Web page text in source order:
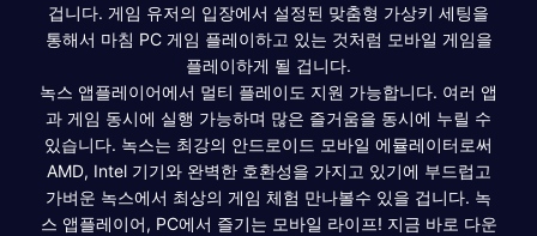
겁니다. 게임 유저의 입장에서 설정된 맞춤형 가상키 세팅을
통해서 마침 PC 게임 플레이하고 있는 것처럼 모바일 게임을
플레이하게 될 겁니다.
녹스 앱플레이어에서 멀티 플레이도 지원 가능합니다. 여러 앱
과 게임 동시에 실행 가능하며 많은 즐거움을 동시에 누릴 수
있습니다. 녹스는 최강의 안드로이드 모바일 에뮬레이터로써
AMD, Intel 기기와 완벽한 호환성을 가지고 있기에 부드럽고
가벼운 녹스에서 최상의 게임 체험 만나볼수 있을 겁니다. 녹
스 앱플레이어, PC에서 즐기는 모바일 라이프! 지금 바로 다운